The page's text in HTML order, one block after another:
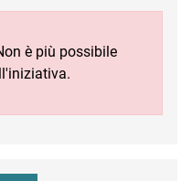
è più possibile